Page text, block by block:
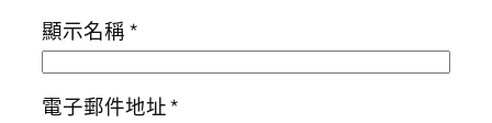
顯示名稱*
電子郵件地址*